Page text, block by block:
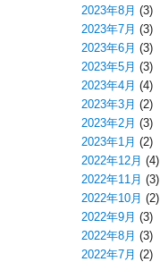
2023年8月 (3)
2023年7月 (3)
2023年6月 (3)
2023年5月 (3)
2023年4月 (4)
2023年3月 (2)
2023年2月 (3)
2023年1月 (2)
2022年12月 (4)
2022年11月 (3)
2022年10月 (2)
2022年9月 (3)
2022年8月 (3)
2022年7月 (2)